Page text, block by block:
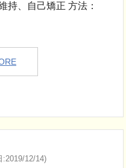
持、自己矯正 方法：
:2019/12/14)